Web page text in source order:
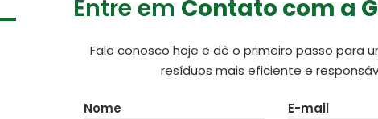
Entre em Contato com a
Fale conosco hoje e dê o primeiro passo para
resíduos mais eficiente e
Nome E-mail